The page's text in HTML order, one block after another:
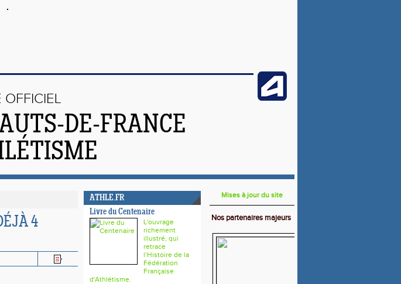
OFFICIEL
DE-FRANCE
4
ATHLE.FR
Livre du Centenaire
L'ouvrage
richement
illustré, qui
retrace
l’Histoire de la
Fédération
Française
d'Athlétisme.
Mises à jour du site
Nos partenaires majeurs